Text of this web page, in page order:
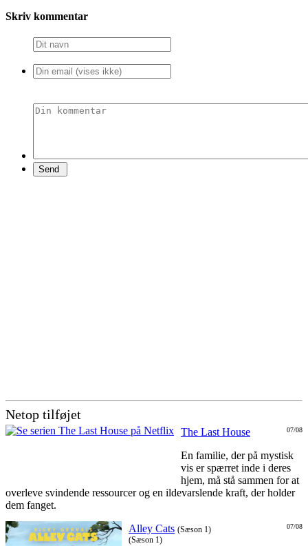
Skriv kommentar
Netop tilføjet
07/08
The Last House
En familie, der på mystisk
vis er spærret inde i deres
hjem, må stå sammen for at
overleve svindende ressourcer og en ildevarslende kraft, der holder
dem fanget.
07/08
Alley Cats (Sæson 1)
(Sæson 1)